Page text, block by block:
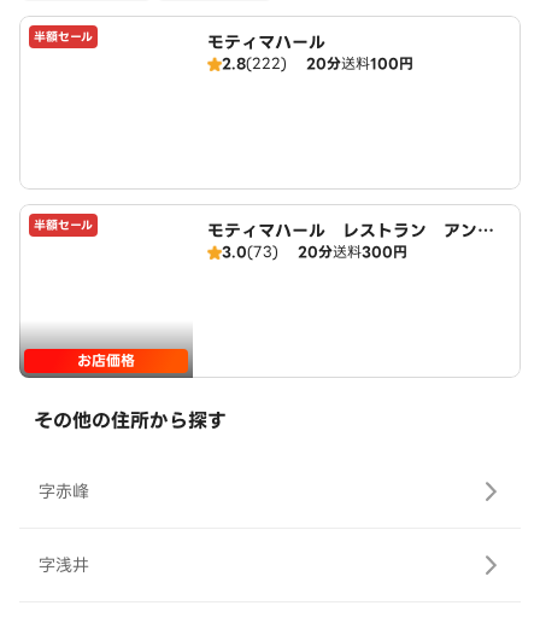
半額セール モティマハール
2.8(222) 20分送料100円
半額セール
お店価格
モティマハール レストラン アンド
バー
3.0(73) 20分送料300円
その他の住所から探す
字赤峰
字浅井